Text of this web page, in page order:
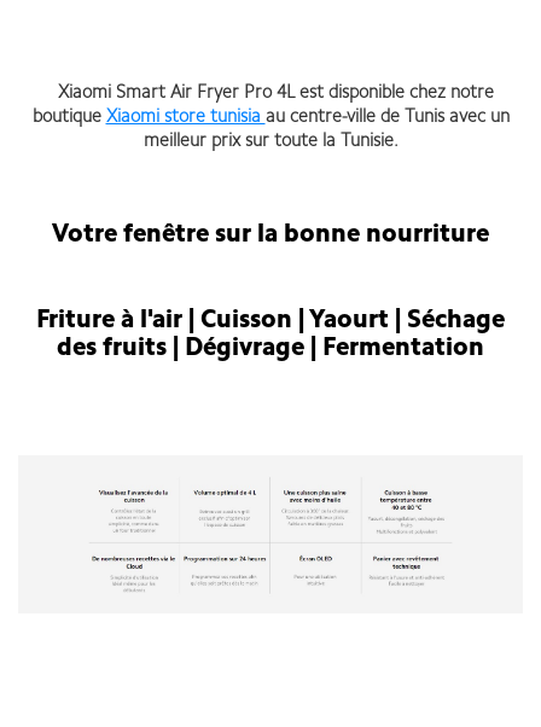
Xiaomi Smart Air Fryer Pro 4L est disponible chez notre
boutique Xiaomi store tunisia au centre-ville de Tunis avec un
meilleur prix sur toute la Tunisie.
Votre fenêtre sur la bonne nourriture
Friture à l'air | Cuisson | Yaourt | Séchage
des fruits | Dégivrage | Fermentation